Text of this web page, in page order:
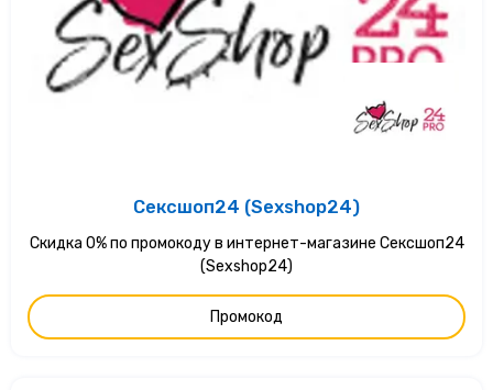
Сексшоп24 (Sexshop24)
Скидка 0% по промокоду в интернет-магазине Сексшоп24
(Sexshop24)
Промокод